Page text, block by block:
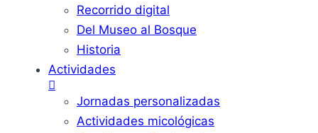
Recorrido digital
Del Museo al Bosque
Historia
Actividades
Jornadas personalizadas
Actividades micológicas